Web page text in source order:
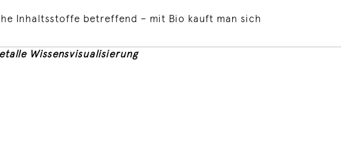
Inhaltsstoffe betreffend – mit Bio kauft man sich